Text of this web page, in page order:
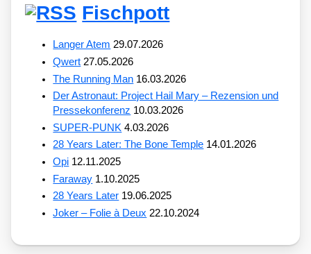
Fischpott
Langer Atem 29.07.2026
Qwert 27.05.2026
The Running Man 16.03.2026
Der Astronaut: Project Hail Mary – Rezension und
Pressekonferenz 10.03.2026
SUPER-PUNK 4.03.2026
28 Years Later: The Bone Temple 14.01.2026
Opi 12.11.2025
Faraway 1.10.2025
28 Years Later 19.06.2025
Joker – Folie à Deux 22.10.2024